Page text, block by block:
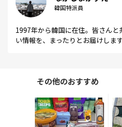
韓国特派員
1997年から韓国に在住。皆さん
い情報を、まったりとお届けします
その他のおすすめ